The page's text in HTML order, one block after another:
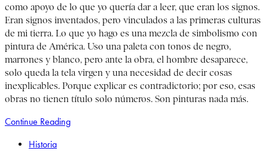
como apoyo de lo que yo quería dar a leer, que eran los signos.
Eran signos inventados, pero vinculados a las primeras culturas
de mi tierra. Lo que yo hago es una mezcla de simbolismo con
pintura de América. Uso una paleta con tonos de negro,
marrones y blanco, pero ante la obra, el hombre desaparece,
solo queda la tela virgen y una necesidad de decir cosas
inexplicables. Porque explicar es contradictorio; por eso, esas
obras no tienen título solo números. Son pinturas nada más.
Continue Reading
Historia